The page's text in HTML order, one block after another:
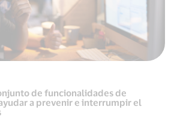
de funcionalidades de
a prevenir e interrumpir el